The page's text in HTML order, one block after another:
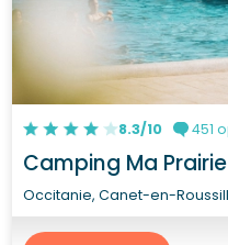
8.3/10 451
Camping Ma Prairie
Occitanie, Canet-en-